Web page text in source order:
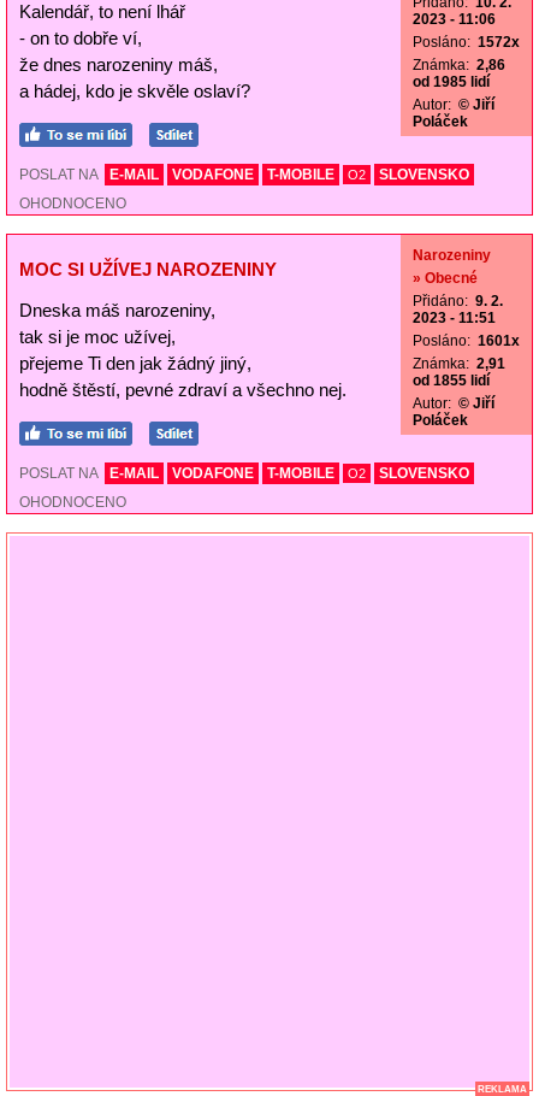
Kalendář, to není lhář
- on to dobře ví,
že dnes narozeniny máš,
a hádej, kdo je skvěle oslaví?
2023 - 11:06
Posláno: 1572x
Známka: 2,86
od 1985 lidí
Autor: © Jiří
Poláček
POSLAT NA E-MAIL VODAFONE T-MOBILE O2
SLOVENSKO
OHODNOCENO
MOC SI UŽÍVEJ NAROZENINY
Dneska máš narozeniny,
tak si je moc užívej,
přejeme Ti den jak žádný jiný,
hodně štěstí, pevné zdraví a všechno nej.
Narozeniny
» Obecné
Přidáno: 9. 2.
2023 - 11:51
Posláno: 1601x
Známka: 2,91
od 1855 lidí
Autor: © Jiří
Poláček
POSLAT NA E-MAIL VODAFONE T-MOBILE O2
SLOVENSKO
OHODNOCENO
REKLAMA